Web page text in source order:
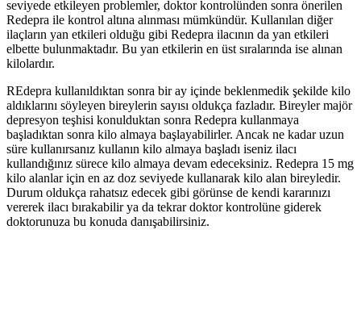
seviyede etkileyen problemler, doktor kontrolünden sonra önerilen
Redepra ile kontrol altına alınması mümkündür. Kullanılan diğer
ilaçların yan etkileri olduğu gibi Redepra ilacının da yan etkileri
elbette bulunmaktadır. Bu yan etkilerin en üst sıralarında ise alınan
kilolardır.
REdepra kullanıldıktan sonra bir ay içinde beklenmedik şekilde kilo
aldıklarını söyleyen bireylerin sayısı oldukça fazladır. Bireyler majör
depresyon teşhisi konulduktan sonra Redepra kullanmaya
başladıktan sonra kilo almaya başlayabilirler. Ancak ne kadar uzun
süre kullanırsanız kullanın kilo almaya başladı iseniz ilacı
kullandığınız sürece kilo almaya devam edeceksiniz. Redepra 15 mg
kilo alanlar için en az doz seviyede kullanarak kilo alan bireyledir.
Durum oldukça rahatsız edecek gibi görünse de kendi kararınızı
vererek ilacı bırakabilir ya da tekrar doktor kontrolüne giderek
doktorunuza bu konuda danışabilirsiniz.